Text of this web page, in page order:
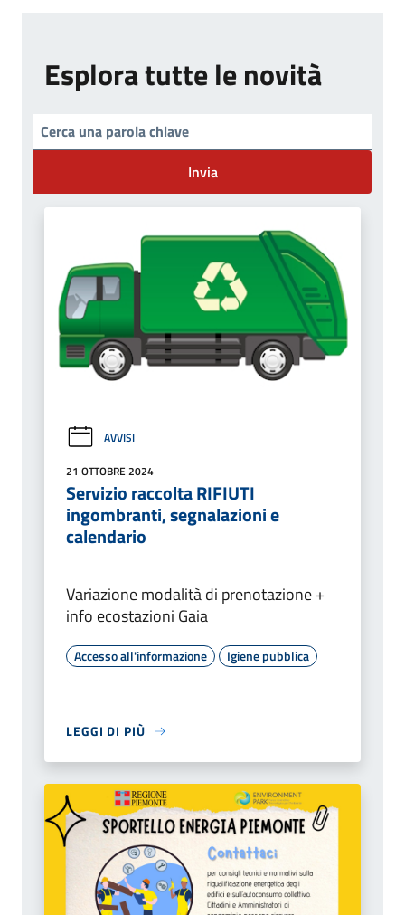
Esplora tutte le novità
Invia
AVVISI
21 OTTOBRE 2024
Servizio raccolta RIFIUTI
ingombranti, segnalazioni e
calendario
Variazione modalità di prenotazione +
info ecostazioni Gaia
Accesso all'informazione Igiene pubblica
LEGGI DI PIÙ